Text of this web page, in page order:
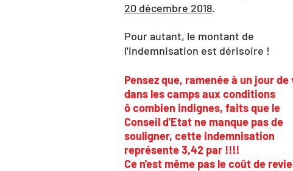
20 décembre 2018.
Pour autant, le montant de
l'indemnisation est dérisoire !
Pensez que, ramenée à un jour de
dans les camps aux conditions
ô combien indignes, faits que le
Conseil d'Etat ne manque pas de
souligner, cette indemnisation
représente 3,42 par !!!!
Ce n'est même pas le coût de